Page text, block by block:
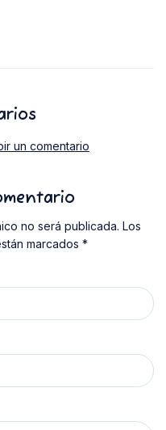
un comentario
no será publicada. Los
marcados *